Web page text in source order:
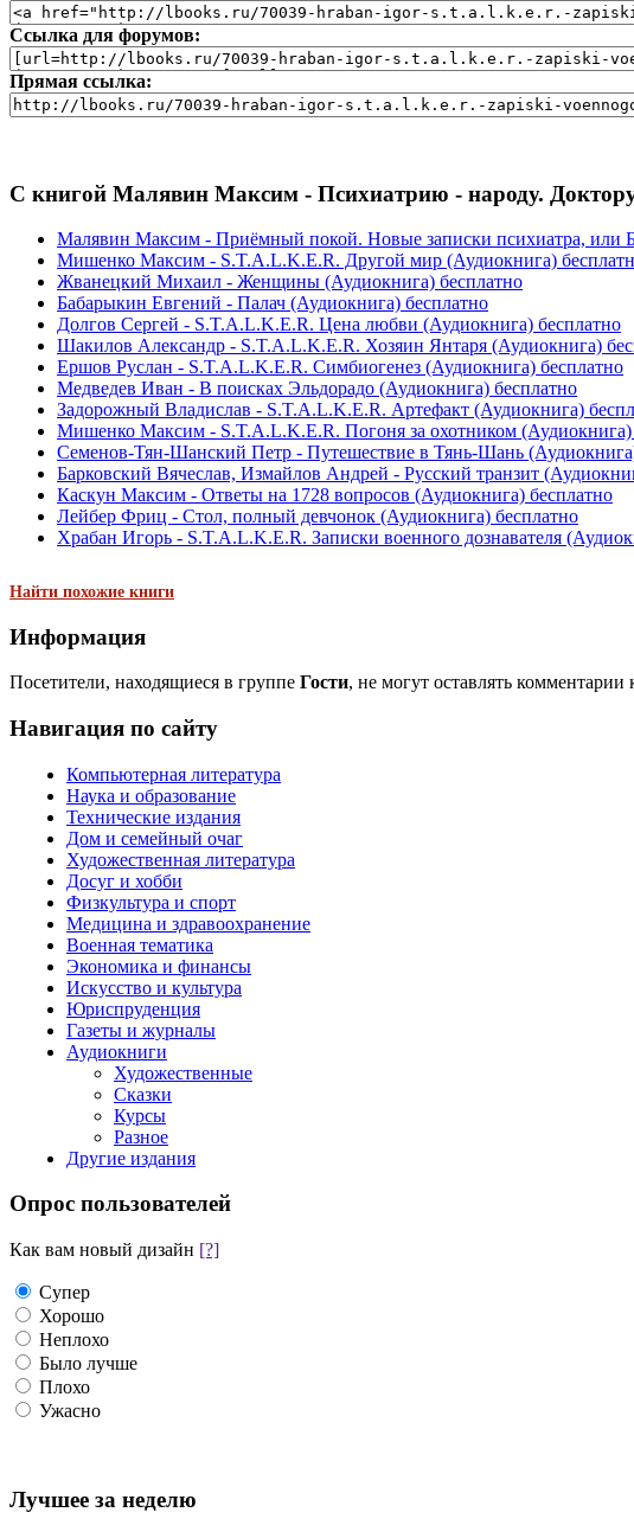
Ссылка для форумов:
Прямая ссылка:
С книгой Малявин Максим - Психиатрию - народу.
Малявин Максим - Приёмный покой. Новые записки психиатра, или
Мишенко Максим - S.T.A.L.K.E.R. Другой мир (Аудиокнига)
Жванецкий Михаил - Женщины (Аудиокнига) бесплатно
Бабарыкин Евгений - Палач (Аудиокнига) бесплатно
Долгов Сергей - S.T.A.L.K.E.R. Цена любви (Аудиокнига) бесплатно
Шакилов Александр - S.T.A.L.K.E.R. Хозяин Янтаря (Аудиокнига)
Ершов Руслан - S.T.A.L.K.E.R. Симбиогенез (Аудиокнига) бесплатно
Медведев Иван - В поисках Эльдорадо (Аудиокнига) бесплатно
Задорожный Владислав - S.T.A.L.K.E.R. Артефакт (Аудиокнига)
Мишенко Максим - S.T.A.L.K.E.R. Погоня за охотником (Аудиокнига)
Семенов-Тян-Шанский Петр - Путешествие в Тянь-Шань
Барковский Вячеслав, Измайлов Андрей - Русский транзит
Каскун Максим - Ответы на 1728 вопросов (Аудиокнига) бесплатно
Лейбер Фриц - Стол, полный девчонок (Аудиокнига) бесплатно
Храбан Игорь - S.T.A.L.K.E.R. Записки военного дознавателя
Найти похожие книги
Информация
Посетители, находящиеся в группе Гости, не могут оставлять комментарии
Навигация по сайту
Компьютерная литература
Наука и образование
Технические издания
Дом и семейный очаг
Художественная литература
Досуг и хобби
Физкультура и спорт
Медицина и здравоохранение
Военная тематика
Экономика и финансы
Искусство и культура
Юриспруденция
Газеты и журналы
Аудиокниги
Художественные
Сказки
Курсы
Разное
Другие издания
Опрос пользователей
Как вам новый дизайн [?]
Супер
Хорошо
Неплохо
Было лучше
Плохо
Ужасно
Лучшее за неделю